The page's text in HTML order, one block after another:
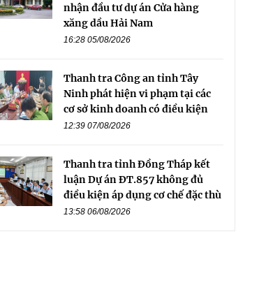
nhận đầu tư dự án Cửa hàng
xăng dầu Hải Nam
16:28 05/08/2026
Thanh tra Công an tỉnh Tây
Ninh phát hiện vi phạm tại các
cơ sở kinh doanh có điều kiện
12:39 07/08/2026
Thanh tra tỉnh Đồng Tháp kết
luận Dự án ĐT.857 không đủ
điều kiện áp dụng cơ chế đặc thù
13:58 06/08/2026